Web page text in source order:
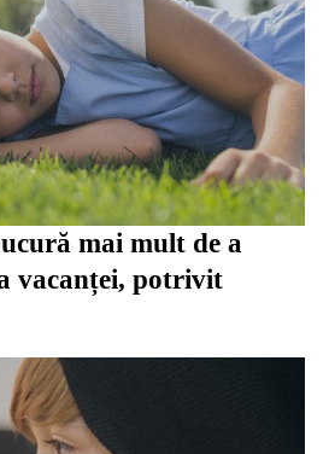
mai mult de a
vacanței, potrivit